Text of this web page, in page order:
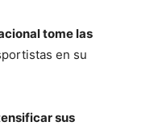
tome las
en su
sus